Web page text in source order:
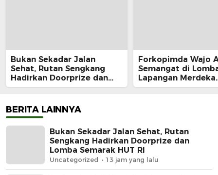
Bukan Sekadar Jalan
Sehat, Rutan Sengkang
Hadirkan Doorprize dan
Lomba Semarak HUT RI
Forkopimda Wajo
Semangat di
Lapangan Merdeka
Sengkang, Andi
BERITA LAINNYA
Bukan Sekadar Jalan Sehat, Rutan
Sengkang Hadirkan Doorprize dan
Lomba Semarak HUT RI
Uncategorized 13 jam yang lalu